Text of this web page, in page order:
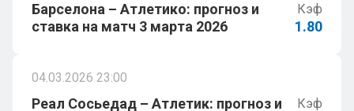
Барселона – Атлетико: прогноз и
ставка на матч 3 марта 2026
Кэф
1.80
04.03.2026 23:00
Реал Сосьедад – Атлетик: прогноз и
Кэф